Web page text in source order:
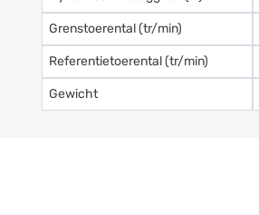
Grenstoerental (tr/min)
Referentietoerental (tr/min)
Gewicht